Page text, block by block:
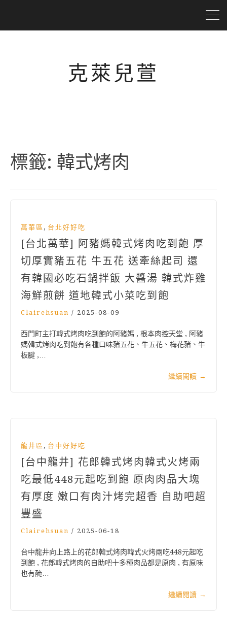
克萊兒萱
標籤: 韓式烤肉
萬華區 , 台北好好吃
[台北萬華] 阿豬媽韓式烤肉吃到飽 厚
切厚實豬五花 牛五花 送牽絲起司 還
有韓國必吃石鍋拌飯 大醬湯 韓式炸雞
海鮮煎餅 道地韓式小菜吃到飽
Clairehsuan / 2025-08-09
西門町主打韓式烤肉吃到飽的阿豬媽 , 根本肉控天堂 , 阿豬
媽韓式烤肉吃到飽有各種口味豬五花、牛五花、梅花豬、牛
板腱 ,…
繼續閱讀 →
龍井區 , 台中好好吃
[台中龍井] 花郎韓式烤肉韓式火烤兩
吃最低448元起吃到飽 原肉肉品大塊
有厚度 嫩口有肉汁烤完超香 自助吧超
豐盛
Clairehsuan / 2025-06-18
台中龍井向上路上的花郎韓式烤肉韓式火烤兩吃448元起吃
到飽 , 花郎韓式烤肉的自助吧十多種肉品都是原肉 , 有原味
也有醃…
繼續閱讀 →